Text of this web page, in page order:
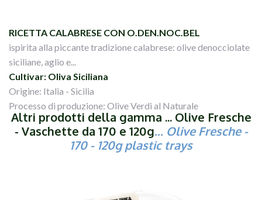
RICETTA CALABRESE CON O.DEN.NOC.BEL
ispirita alla piccante tradizione calabrese: olive denocciolate
siciliane, aglio e...
Cultivar: Oliva Siciliana
Origine: Italia - Sicilia
Processo di produzione: Olive Verdi al Naturale
Altri prodotti della gamma ... Olive Fresche
- Vaschette da 170 e 120g... Olive Fresche -
170 - 120g plastic trays